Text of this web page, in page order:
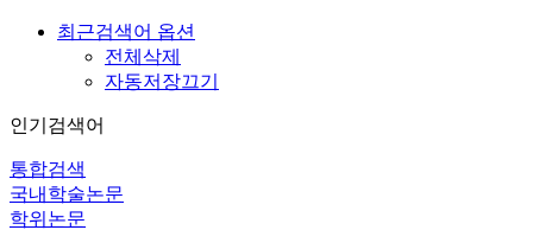
최근검색어 옵션
전체삭제
자동저장끄기
인기검색어
통합검색
국내학술논문
학위논문